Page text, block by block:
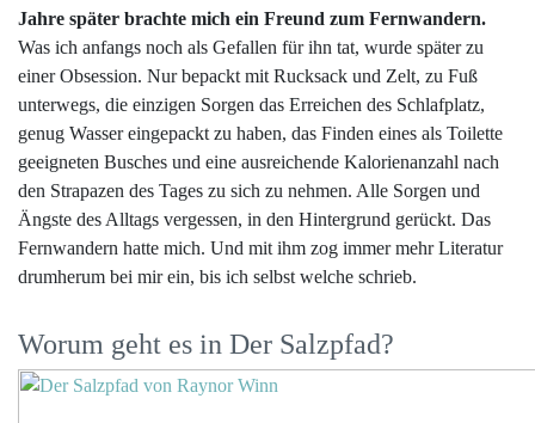
Jahre später brachte mich ein Freund zum Fernwandern.
Was ich anfangs noch als Gefallen für ihn tat, wurde später zu
einer Obsession. Nur bepackt mit Rucksack und Zelt, zu Fuß
unterwegs, die einzigen Sorgen das Erreichen des Schlafplatz,
genug Wasser eingepackt zu haben, das Finden eines als Toilette
geeigneten Busches und eine ausreichende Kalorienanzahl nach
den Strapazen des Tages zu sich zu nehmen. Alle Sorgen und
Ängste des Alltags vergessen, in den Hintergrund gerückt. Das
Fernwandern hatte mich. Und mit ihm zog immer mehr Literatur
drumherum bei mir ein, bis ich selbst welche schrieb.
Worum geht es in Der Salzpfad?